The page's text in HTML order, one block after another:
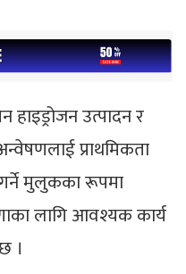
हाइड्रोजन उत्पादन र
प्राथमिकता
गर्ने मुलुकका रूपमा
लागि आवश्यक कार्य
।